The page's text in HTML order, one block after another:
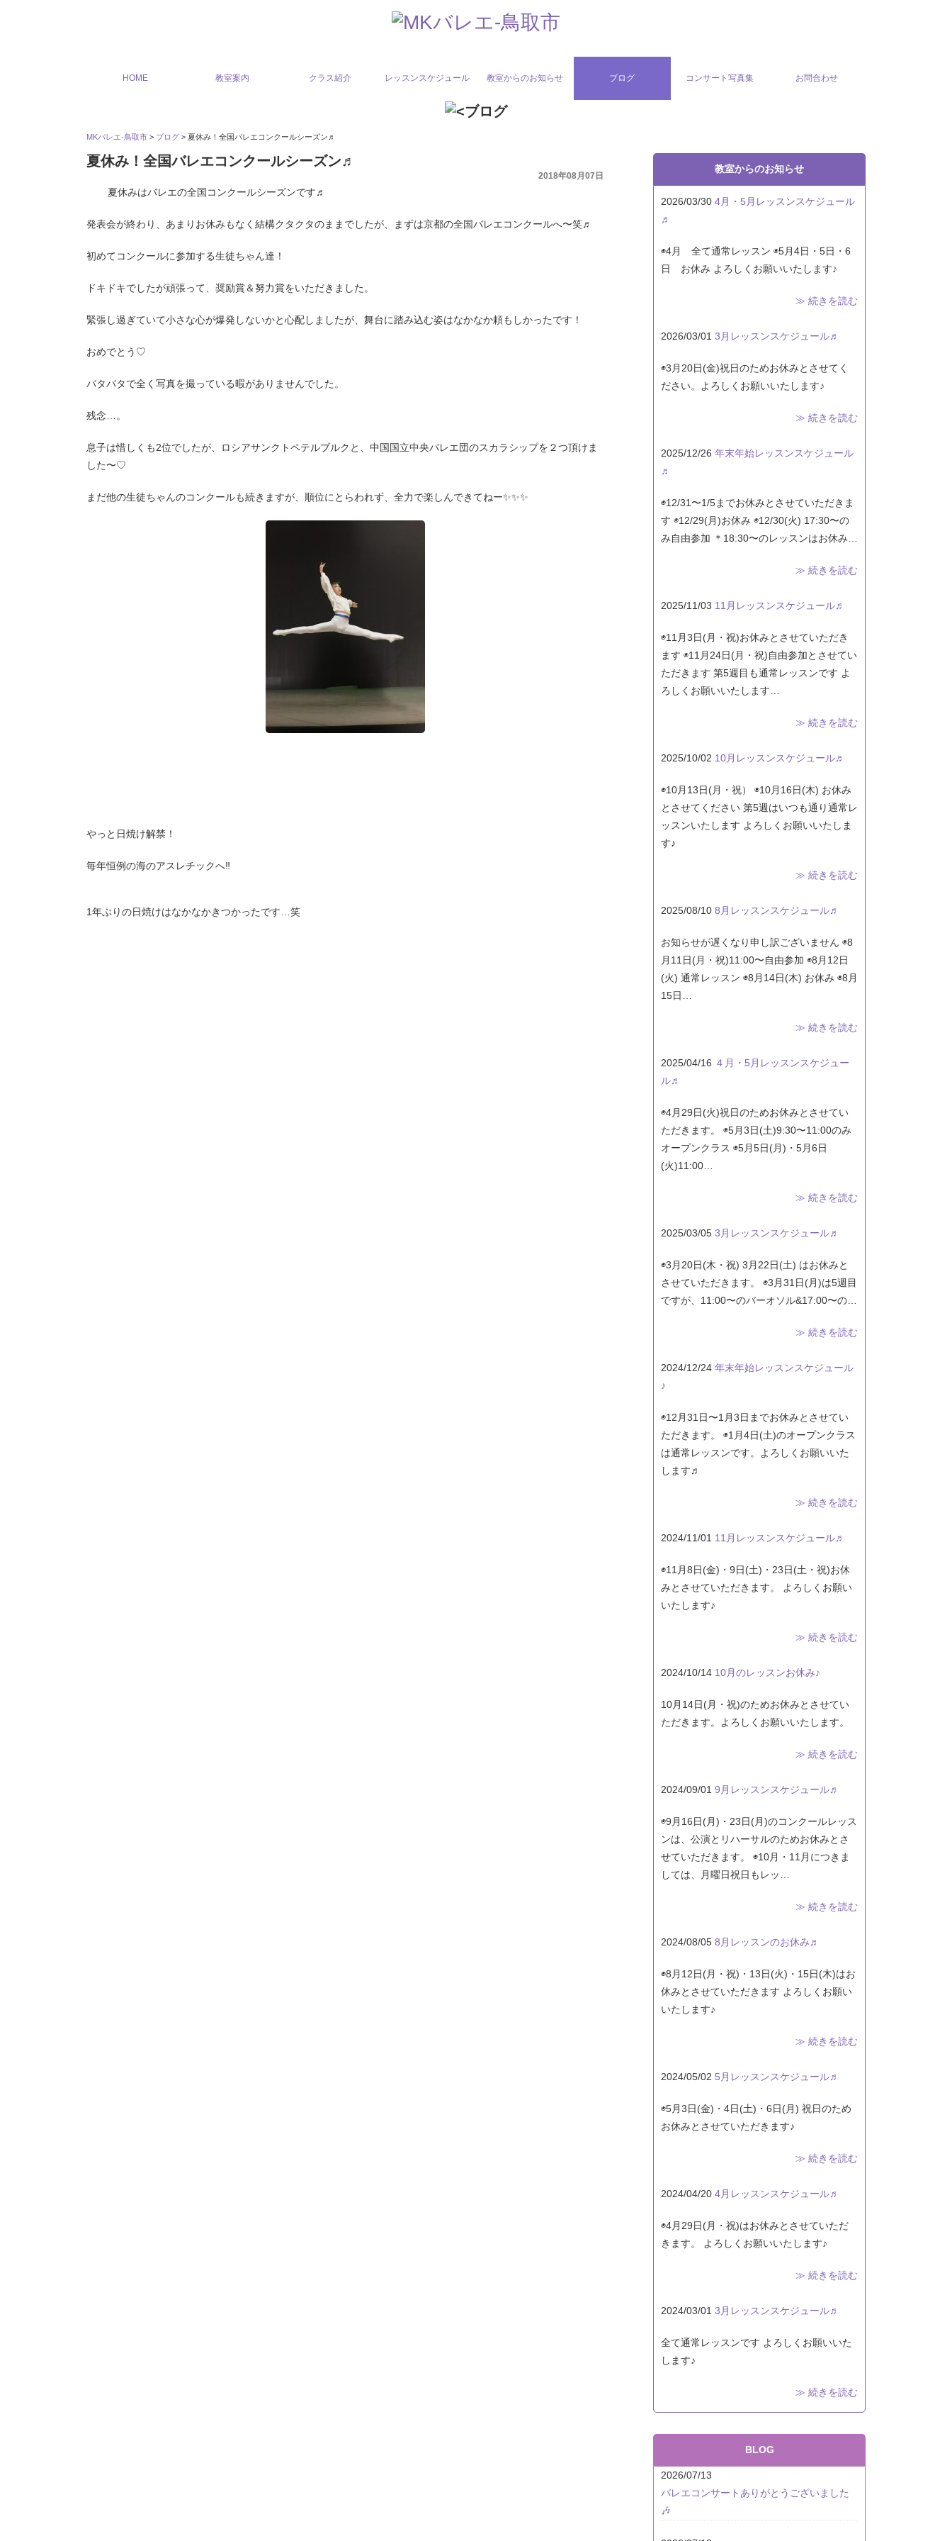
HOME 教室案内 クラス紹介 レッスンスケジュール 教室からのお知らせ ブログ コンサート写真集 お問合わせ
MKバレエ-鳥取市 > ブログ > 夏休み！全国バレエコンクールシーズン♬
夏休み！全国バレエコンクールシーズン♬
2018年08月07日
夏休みはバレエの全国コンクールシーズンです♬
発表会が終わり、あまりお休みもなく結構クタクタのままでしたが、まずは京都の全国バレエコンクールへ〜笑♬
初めてコンクールに参加する生徒ちゃん達！
ドキドキでしたが頑張って、奨励賞＆努力賞をいただきました。
緊張し過ぎていて小さな心が爆発しないかと心配しましたが、舞台に踏み込む姿はなかなか頼もしかったです！
おめでとう♡
バタバタで全く写真を撮っている暇がありませんでした。
残念…。
息子は惜しくも2位でしたが、ロシアサンクトペテルブルクと、中国国立中央バレエ団のスカラシップを２つ頂けま
した〜♡
まだ他の生徒ちゃんのコンクールも続きますが、順位にとらわれず、全力で楽しんできてねー✨✨✨
やっと日焼け解禁！
毎年恒例の海のアスレチックへ‼︎
1年ぶりの日焼けはなかなかきつかったです…笑
教室からのお知らせ
2026/03/30 4月・5月レッスンスケジュール
♬
◉4月 全て通常レッスン ◉5月4日・5日・6
日 お休み よろしくお願いいたします♪
≫ 続きを読む
2026/03/01 3月レッスンスケジュール♬
◉3月20日(金)祝日のためお休みとさせてく
ださい。よろしくお願いいたします♪
≫ 続きを読む
2025/12/26 年末年始レッスンスケジュール
♬
◉12/31〜1/5までお休みとさせていただきま
す ◉12/29(月)お休み ◉12/30(火) 17:30〜の
み自由参加 ＊18:30〜のレッスンはお休み…
≫ 続きを読む
2025/11/03 11月レッスンスケジュール♬
◉11月3日(月・祝)お休みとさせていただき
ます ◉11月24日(月・祝)自由参加とさせてい
ただきます 第5週目も通常レッスンです よ
ろしくお願いいたします…
≫ 続きを読む
2025/10/02 10月レッスンスケジュール♬
◉10月13日(月・祝） ◉10月16日(木) お休み
とさせてください 第5週はいつも通り通常レ
ッスンいたします よろしくお願いいたしま
す♪
≫ 続きを読む
2025/08/10 8月レッスンスケジュール♬
お知らせが遅くなり申し訳ございません ◉8
月11日(月・祝)11:00〜自由参加 ◉8月12日
(火) 通常レッスン ◉8月14日(木) お休み ◉8月
15日…
≫ 続きを読む
2025/04/16 ４月・5月レッスンスケジュー
ル♬
◉4月29日(火)祝日のためお休みとさせてい
ただきます。 ◉5月3日(土)9:30〜11:00のみ
オープンクラス ◉5月5日(月)・5月6日
(火)11:00…
≫ 続きを読む
2025/03/05 3月レッスンスケジュール♬
◉3月20日(木・祝) 3月22日(土) はお休みと
させていただきます。 ◉3月31日(月)は5週目
ですが、11:00〜のバーオソル&17:00〜の…
≫ 続きを読む
2024/12/24 年末年始レッスンスケジュール
♪
◉12月31日〜1月3日までお休みとさせてい
ただきます。 ◉1月4日(土)のオープンクラス
は通常レッスンです。よろしくお願いいた
します♬
≫ 続きを読む
2024/11/01 11月レッスンスケジュール♬
◉11月8日(金)・9日(土)・23日(土・祝)お休
みとさせていただきます。 よろしくお願い
いたします♪
≫ 続きを読む
2024/10/14 10月のレッスンお休み♪
10月14日(月・祝)のためお休みとさせてい
ただきます。よろしくお願いいたします。
≫ 続きを読む
2024/09/01 9月レッスンスケジュール♬
◉9月16日(月)・23日(月)のコンクールレッス
ンは、公演とリハーサルのためお休みとさ
せていただきます。 ◉10月・11月につきま
しては、月曜日祝日もレッ…
≫ 続きを読む
2024/08/05 8月レッスンのお休み♬
◉8月12日(月・祝)・13日(火)・15日(木)はお
休みとさせていただきます よろしくお願い
いたします♪
≫ 続きを読む
2024/05/02 5月レッスンスケジュール♬
◉5月3日(金)・4日(土)・6日(月) 祝日のため
お休みとさせていただきます♪
≫ 続きを読む
2024/04/20 4月レッスンスケジュール♬
◉4月29日(月・祝)はお休みとさせていただ
きます。 よろしくお願いいたします♪
≫ 続きを読む
2024/03/01 3月レッスンスケジュール♬
全て通常レッスンです よろしくお願いいた
します♪
≫ 続きを読む
BLOG
2026/07/13
バレエコンサートありがとうございました
🎶